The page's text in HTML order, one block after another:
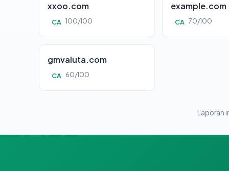
xxoo.com
CA 100/100
example.com
CA 70/100
gmvaluta.com
CA 60/100
Laporan